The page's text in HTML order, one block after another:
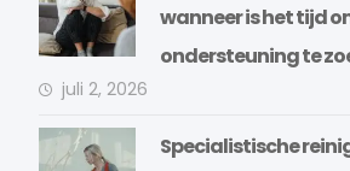
wanneer is het tijd
ondersteuning te
juli 2, 2026
Specialistische